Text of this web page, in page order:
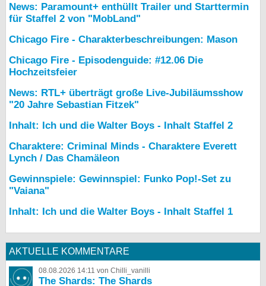
News: Paramount+ enthüllt Trailer und Starttermin
für Staffel 2 von "MobLand"
Chicago Fire - Charakterbeschreibungen: Mason
Chicago Fire - Episodenguide: #12.06 Die
Hochzeitsfeier
News: RTL+ überträgt große Live-Jubiläumsshow
"20 Jahre Sebastian Fitzek"
Inhalt: Ich und die Walter Boys - Inhalt Staffel 2
Charaktere: Criminal Minds - Charaktere Everett
Lynch / Das Chamäleon
Gewinnspiele: Gewinnspiel: Funko Pop!-Set zu
"Vaiana"
Inhalt: Ich und die Walter Boys - Inhalt Staffel 1
AKTUELLE KOMMENTARE
08.08.2026 14:11 von Chilli_vanilli
The Shards: The Shards